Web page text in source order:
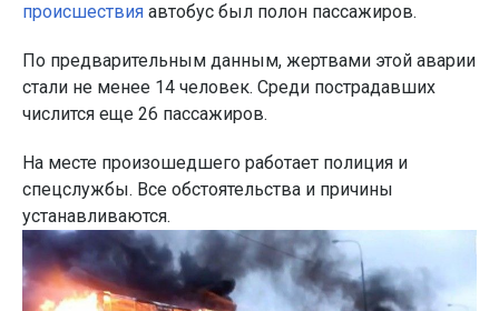
происшествия автобус был полон пассажиров.
По предварительным данным, жертвами этой аварии
стали не менее 14 человек. Среди пострадавших
числится еще 26 пассажиров.
На месте произошедшего работает полиция и
спецслужбы. Все обстоятельства и причины
устанавливаются.